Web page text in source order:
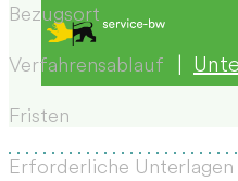
Bezugsort
Verfahrensablauf
Fristen
Erforderliche Unterlagen
|